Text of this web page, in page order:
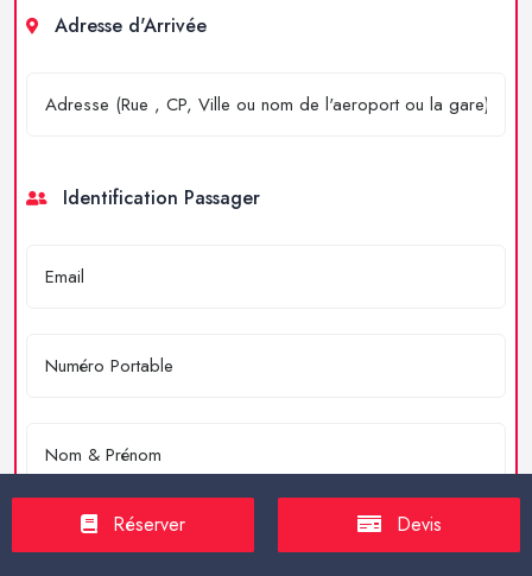
Adresse d'Arrivée
Identification Passager
Merci de résoudre l'équation : 4 + 2 = ?
Réserver Devis